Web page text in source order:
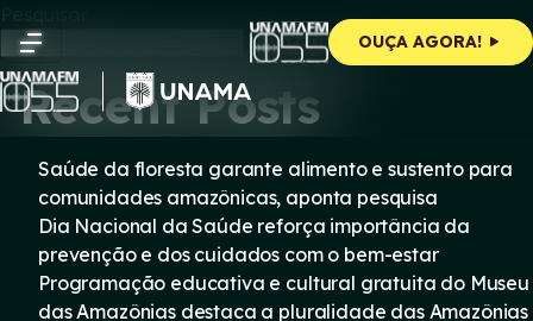
content
OUÇA AGORA!
Pesquisar
Pesquisar
Recent Posts
Saúde da floresta garante alimento e sustento para
comunidades amazônicas, aponta pesquisa
Dia Nacional da Saúde reforça importância da
prevenção e dos cuidados com o bem-estar
Programação educativa e cultural gratuita do Museu
das Amazônias destaca a pluralidade das Amazônias